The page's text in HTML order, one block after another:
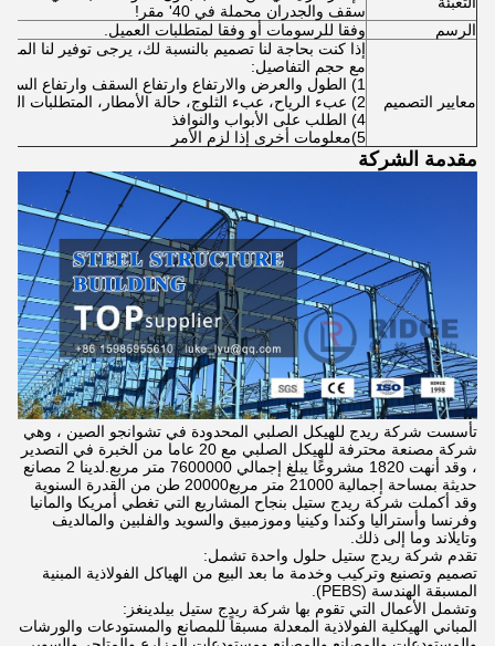
سقف والجدران محملة في 40' مقر!
الرسم
وفقا للرسومات أو وفقا لمتطلبات العميل.
معايير التصميم
إذا كنت بحاجة لنا تصميم بالنسبة لك، يرجى توفير لنا
مع حجم التفاصيل:
1) الطول والعرض والارتفاع وارتفاع السقف وارتفاع السقف الخ
2) عبء الرياح، عبء الثلوج، حالة الأمطار، المتطلبات الزلزالية، الخ
4) الطلب على الأبواب والنوافذ
5)معلومات أخرى إذا لزم الأمر
مقدمة الشركة
تأسست شركة ريدج للهيكل الصلبي المحدودة في تشوانجو الصين ، وهي
شركة مصنعة محترفة للهيكل الصلبي مع 20 عاما من الخبرة في التصدير
، وقد أنهت 1820 مشروعًا يبلغ إجمالي 7600000 متر مربع.لدينا 2 مصانع
حديثة بمساحة إجمالية 21000 متر مربع20000 طن من القدرة السنوية
وقد أكملت شركة ريدج ستيل بنجاح المشاريع التي تغطي أمريكا والمانيا
وفرنسا وأستراليا وكندا وكينيا وموزمبيق والسويد والفلبين والمالديف
وتايلاند وما إلى ذلك.
تقدم شركة ريدج ستيل حلول واحدة تشمل:
تصميم وتصنيع وتركيب وخدمة ما بعد البيع من الهياكل الفولاذية المبنية
المسبقة الهندسة (PEBS).
وتشمل الأعمال التي تقوم بها شركة ريدج ستيل بيلدينغز:
المباني الهيكلية الفولاذية المعدلة مسبقاً للمصانع والمستودعات والورشات